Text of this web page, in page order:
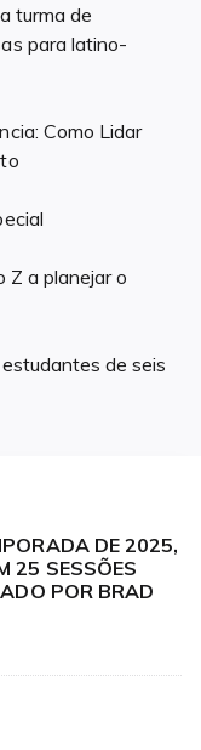
turma de
para latino-
Como Lidar
Z a planejar o
de seis
DE 2025,
25 SESSÕES
POR BRAD